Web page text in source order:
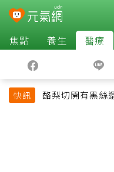
焦點 養生 醫療
快訊
酪梨切開有黑絲